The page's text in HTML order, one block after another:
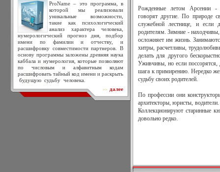
ProName – это программа, в
которой мы реализовали
уникальные возможности,
такие как психологический
анализ характера человека,
нумерологический прогноз дня, подбор
имени по фамилии и отчеству, и
расшифровку совместимости партнеров. В
основу программы заложены древняя наука
каббала и нумерология, которые позволяют
по числовым и алфавитным кодам
расшифровать тайный код имени и раскрыть
будущую судьбу человека.
>> далее
Рожденные летом Арсении -
говорят другие. По природе
служебной лестнице, и если
родителям. Зимние -
осложняет им жизнь.
хитры, расчетливы,
делать для другого
Уживчивы, но если поссорятся,
шага к примирению. Нередко
судьбу своих родителей.
По профессии они
архитекторы, юристы,
Коллекционируют старинные
довольно редко.